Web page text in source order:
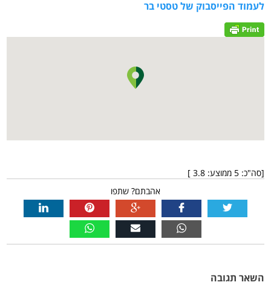
לעמוד הפייסבוק של טסטי בר
[סה"כ: 5 ממוצע: 3.8
]
אהבתם? שתפו
השאר תגובה